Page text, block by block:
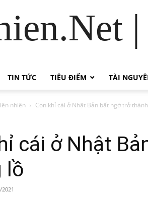
TIN TỨC TIÊU ĐIỂM TÀI
nhiên Con khỉ cái ở Nhật Bản bất ngờ trở
cái ở Nhật
lồ